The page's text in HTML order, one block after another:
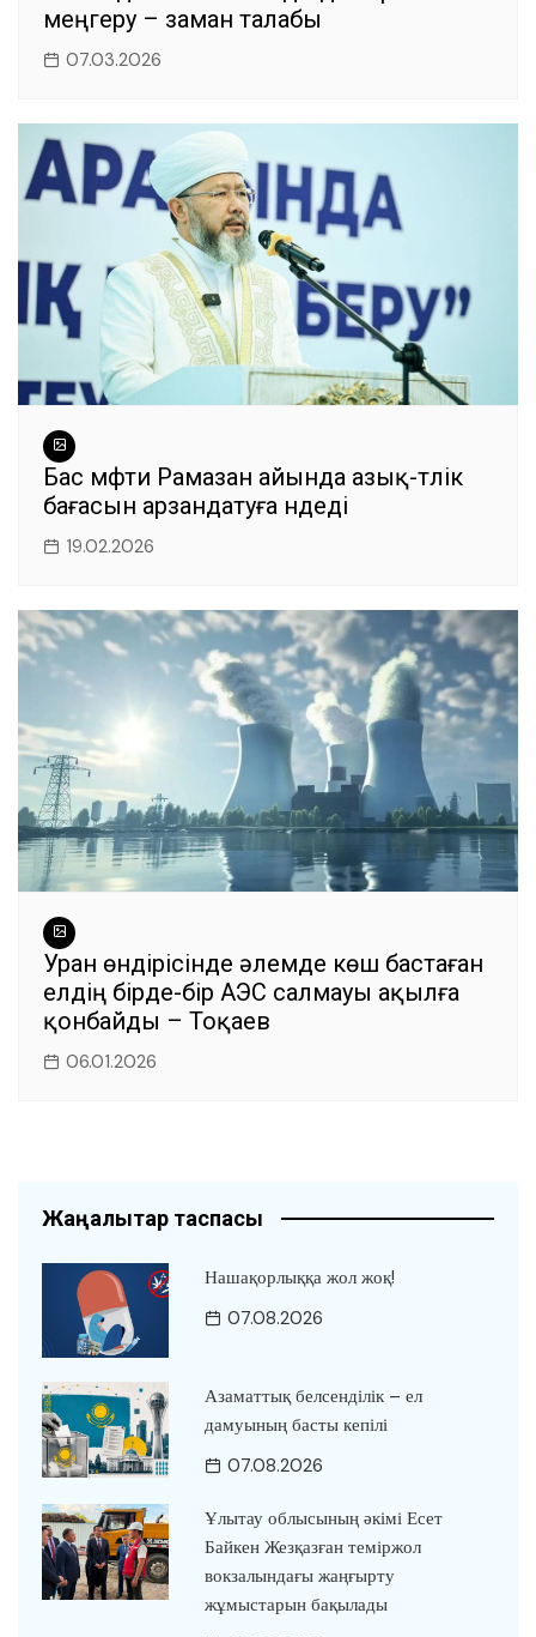
меңгеру – заман талабы
07.03.2026
Бас мүфти Рамазан айында азық-түлік
бағасын арзандатуға үндеді
19.02.2026
Уран өндірісінде әлемде көш бастаған
елдің бірде-бір АЭС салмауы ақылға
қонбайды – Тоқаев
06.01.2026
Жаңалықтар таспасы
Нашақорлыққа жол жоқ!
07.08.2026
Азаматтық белсенділік – ел
дамуының басты кепілі
07.08.2026
Ұлытау облысының әкімі Есет
Байкен Жезқазған теміржол
вокзалындағы жаңғырту
жұмыстарын бақылады